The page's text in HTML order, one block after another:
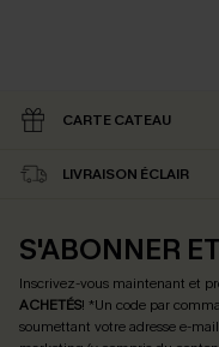
CARTE CATEAU
LIVRAISON ÉCLAIR
S'ABONNER
Inscrivez-vous maintenant et
ACHETÉS! *Un code par
soumettant votre adresse e-